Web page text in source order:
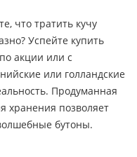
что тратить кучу
Успейте купить
акции или с
или голландские
Продуманная
хранения позволяет
бутоны.